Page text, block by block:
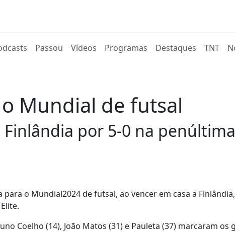
Passou Vídeos Programas Destaques TNT
Mundial de futsal
por 5-0 na
o Mundial2024 de futsal, ao vencer em casa a
Coelho (14), João Matos (31) e Pauleta (37) marcaram os